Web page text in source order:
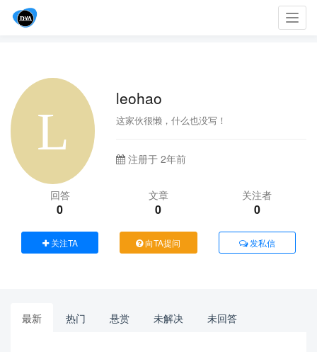
leohao
这家伙很懒，什么也没写！
注册于 2年前
回答
0
文章
0
关注者
0
关注TA 向TA提问 发私信
最新 热门 悬赏 未解决 未回答